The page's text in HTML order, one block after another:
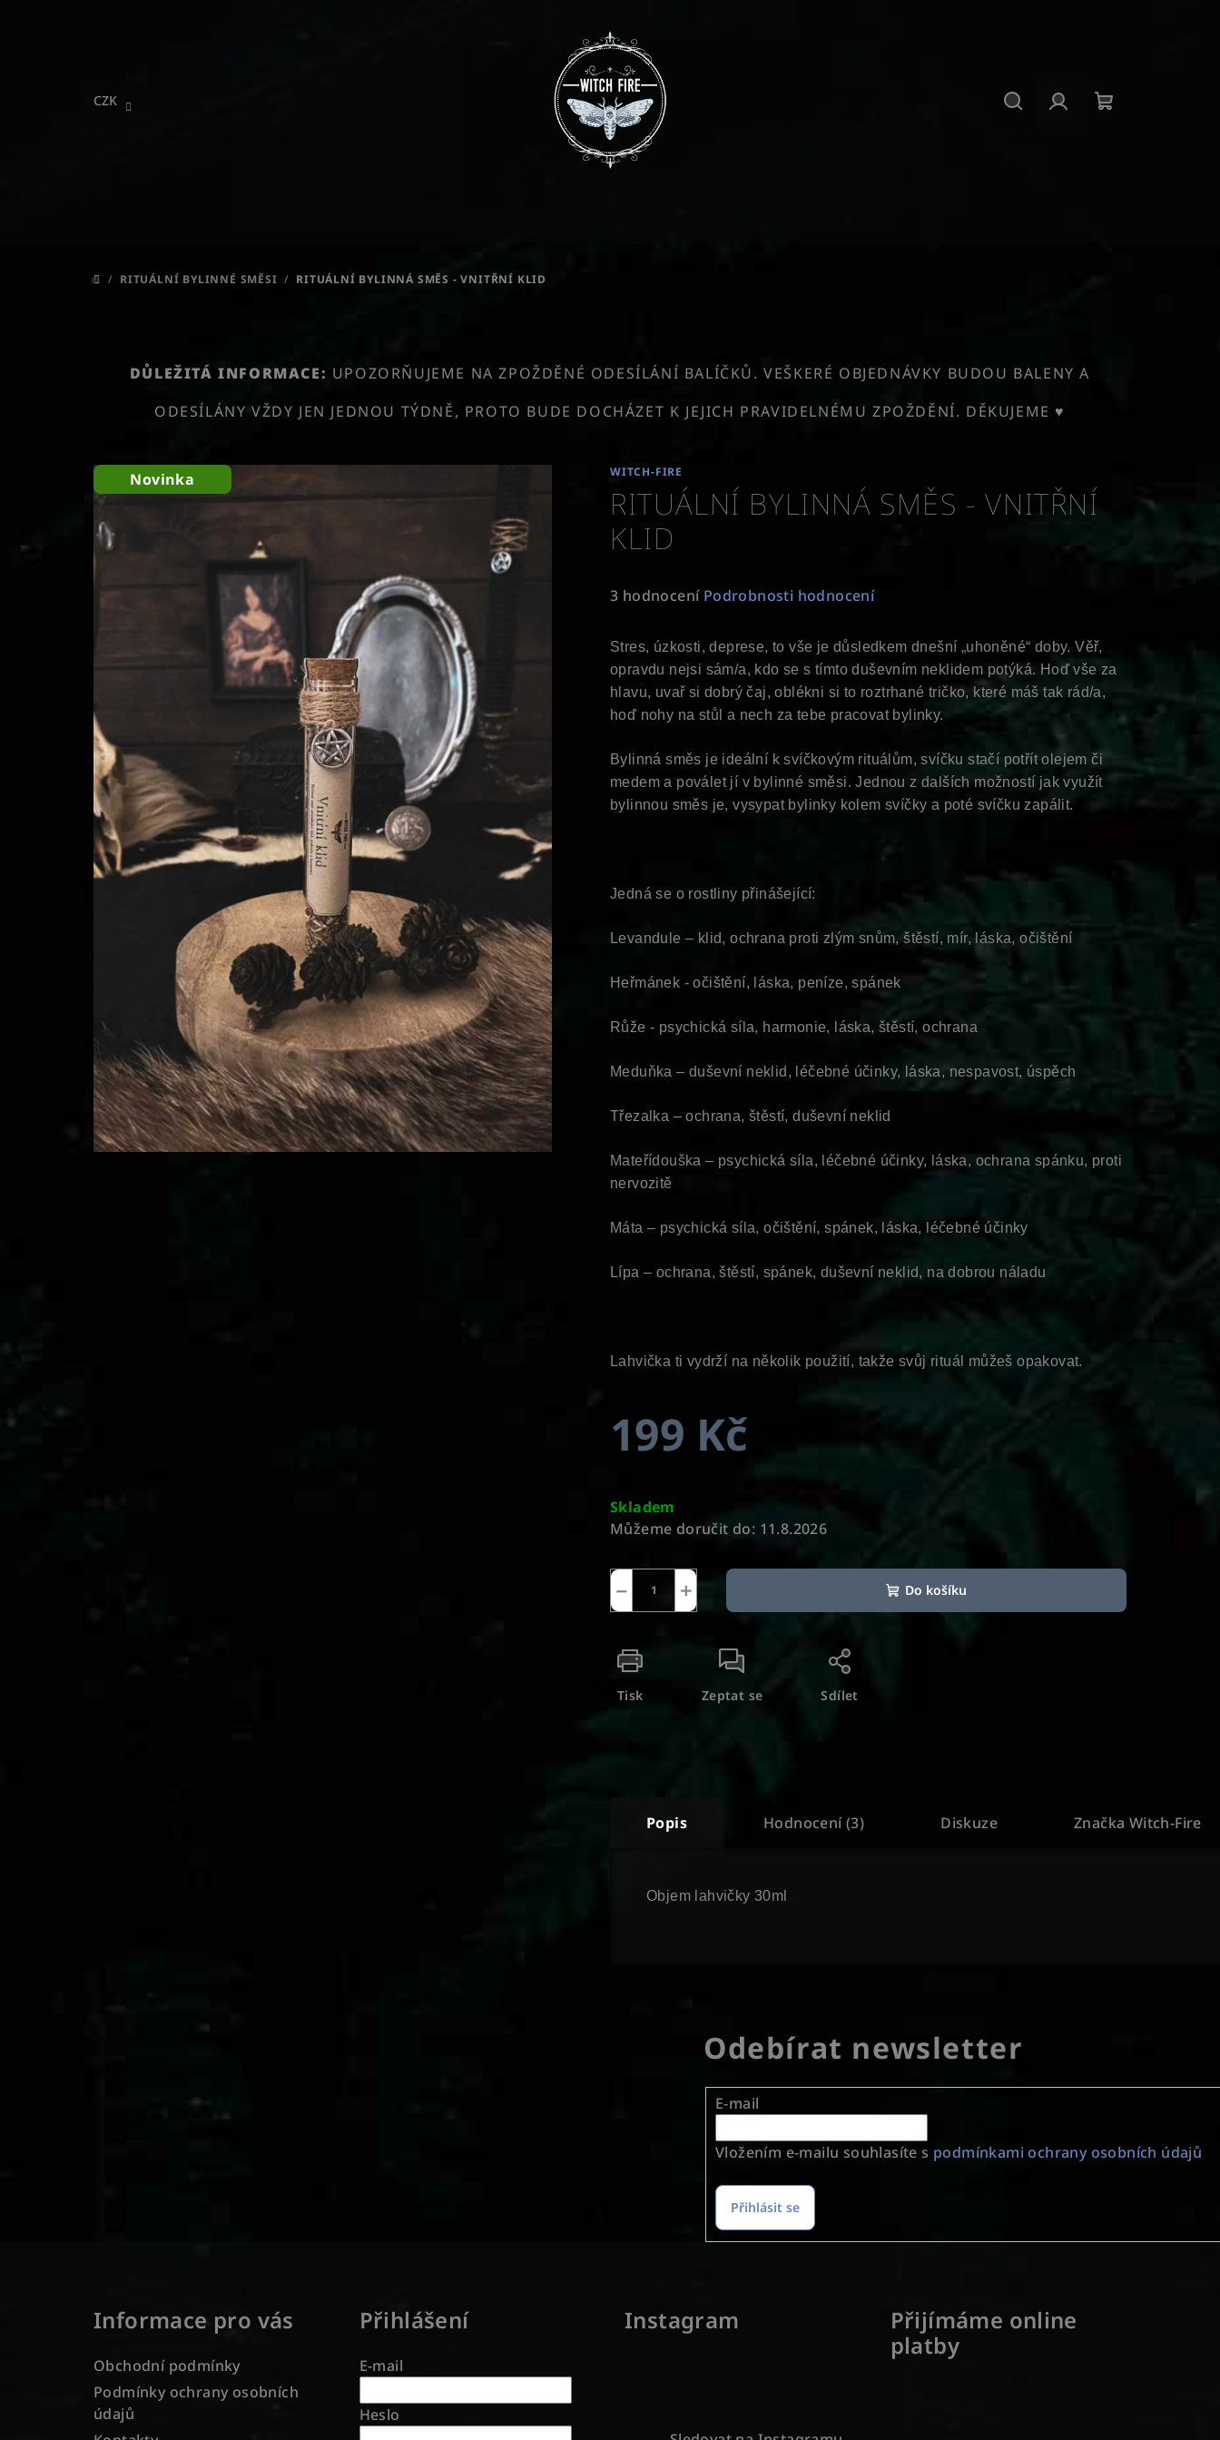
CZK
DOMŮ
/ RITUÁLNÍ BYLINNÉ SMĚSI / RITUÁLNÍ BYLINNÁ SMĚS - VNITŘNÍ KLID
DŮLEŽITÁ INFORMACE: UPOZORŇUJEME NA ZPOŽDĚNÉ ODESÍLÁNÍ BALÍČKŮ. VEŠKERÉ OBJEDNÁVKY BUDOU BALENY A
ODESÍLÁNY VŽDY JEN JEDNOU TÝDNĚ, PROTO BUDE DOCHÁZET K JEJICH PRAVIDELNÉMU ZPOŽDĚNÍ. DĚKUJEME ♥
WITCH-FIRE
RITUÁLNÍ BYLINNÁ SMĚS - VNITŘNÍ
KLID
Průměrné
produktu
5,0
z
5
3 hodnocení Podrobnosti hodnocení
Stres, úzkosti, deprese, to vše je důsledkem dnešní „uhoněné“ doby. Věř,
opravdu nejsi sám/a, kdo se s tímto duševním neklidem potýká. Hoď vše za
hlavu, uvař si dobrý čaj, oblékni si to roztrhané tričko, které máš tak rád/a,
hoď nohy na stůl a nech za tebe pracovat bylinky.
Bylinná směs je ideální k svíčkovým rituálům, svíčku stačí potřít olejem či
medem a poválet jí v bylinné směsi. Jednou z dalších možností jak využít
bylinnou směs je, vysypat bylinky kolem svíčky a poté svíčku zapálit.
Jedná se o rostliny přinášející:
Levandule – klid, ochrana proti zlým snům, štěstí, mír, láska, očištění
Heřmánek - očištění, láska, peníze, spánek
Růže - psychická síla, harmonie, láska, štěstí, ochrana
Meduňka – duševní neklid, léčebné účinky, láska, nespavost, úspěch
Třezalka – ochrana, štěstí, duševní neklid
Mateřídouška – psychická síla, léčebné účinky, láska, ochrana spánku, proti
nervozitě
Máta – psychická síla, očištění, spánek, láska, léčebné účinky
Lípa – ochrana, štěstí, spánek, duševní neklid, na dobrou náladu
Lahvička ti vydrží na několik použití, takže svůj rituál můžeš opakovat.
199 Kč
cena:
Skladem
Můžeme doručit do: 11.8.2026
+
− Do košíku
Tisk Zeptat se Sdílet
Novinka
Popis Hodnocení (3) Diskuze Značka Witch-Fire
Objem lahvičky 30ml
Odebírat newsletter
E-mail
Vložením e-mailu souhlasíte s podmínkami ochrany osobních údajů
Přihlásit se
Informace pro vás
Obchodní podmínky
Podmínky ochrany osobních
údajů
Přihlášení
E-mail
Heslo
Instagram
Přijímáme online
platby